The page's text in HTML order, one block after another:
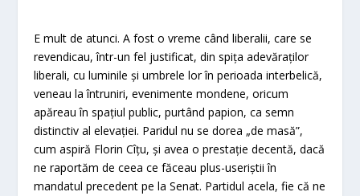
E mult de atunci. A fost o vreme când liberalii, care se
revendicau, într-un fel justificat, din spiţa adevăraţilor
liberali, cu luminile şi umbrele lor în perioada interbelică,
veneau la întruniri, evenimente mondene, oricum
apăreau în spaţiul public, purtând papion, ca semn
distinctiv al elevaţiei. Paridul nu se dorea „de masă”,
cum aspiră Florin Cîţu, şi avea o prestaţie decentă, dacă
ne raportăm de ceea ce făceau plus-useriştii în
mandatul precedent pe la Senat. Partidul acela, fie că ne